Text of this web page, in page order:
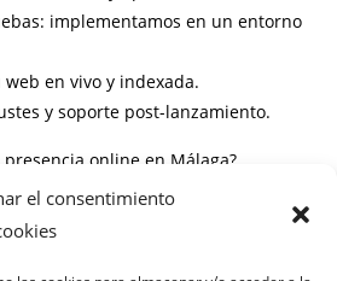
el consentimiento
implementamos en un entorno
en vivo y indexada.
y soporte post-lanzamiento.
online en Málaga?